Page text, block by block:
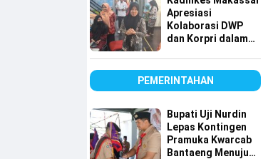
Apresiasi
Kolaborasi DWP
dan Korpri dalam
PEMERINTAHAN
Bupati Uji Nurdin
Lepas Kontingen
Pramuka Kwarcab
Bantaeng Menuju